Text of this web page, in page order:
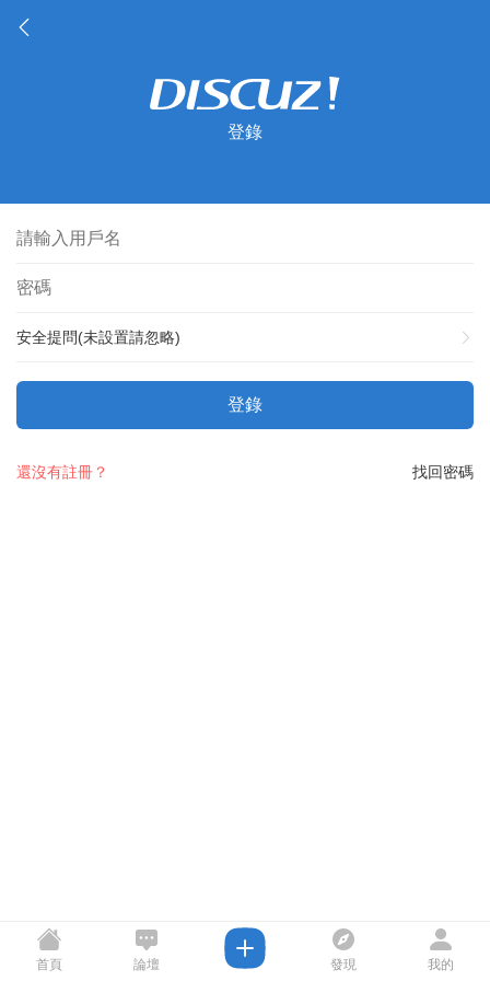
登錄
安全提問(未設置請忽略)
登錄
找回密碼
還沒有註冊？
首頁 論壇 發現 我的